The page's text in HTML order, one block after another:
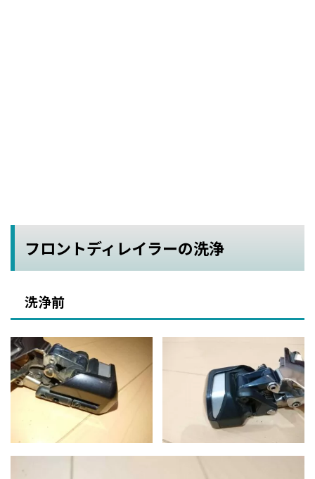
フロントディレイラーの洗浄
洗浄前